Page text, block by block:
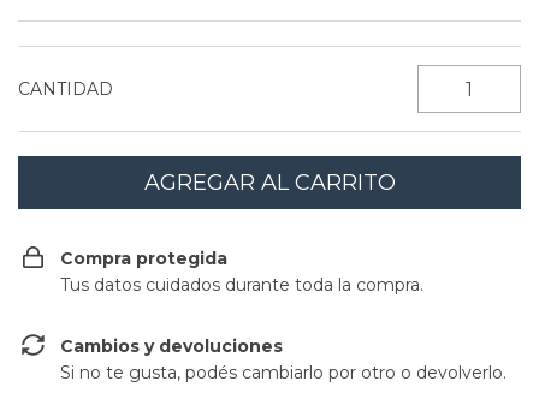
CANTIDAD
Compra protegida
Tus datos cuidados durante toda la compra.
Cambios y devoluciones
Si no te gusta, podés cambiarlo por otro o devolverlo.